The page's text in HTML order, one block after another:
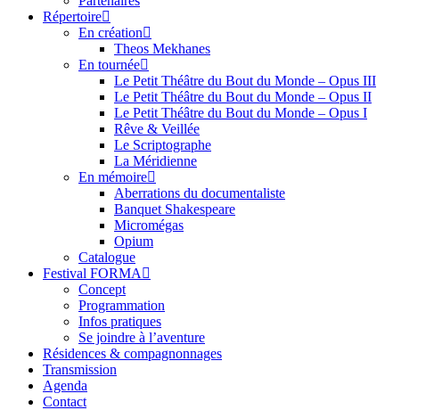
Répertoire
En création
Theos Mekhanes
En tournée
Le Petit Théâtre du Bout du Monde – Opus III
Le Petit Théâtre du Bout du Monde – Opus II
Le Petit Théâtre du Bout du Monde – Opus I
Rêve & Veillée
Le Scriptographe
La Méridienne
En mémoire
Aberrations du documentaliste
Banquet Shakespeare
Micromégas
Opium
Catalogue
Festival FORMA
Concept
Programmation
Infos pratiques
Se joindre à l’aventure
Résidences & compagnonnages
Transmission
Agenda
Contact